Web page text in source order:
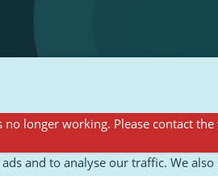
longer working. Please contact
and to analyse our traffic. We